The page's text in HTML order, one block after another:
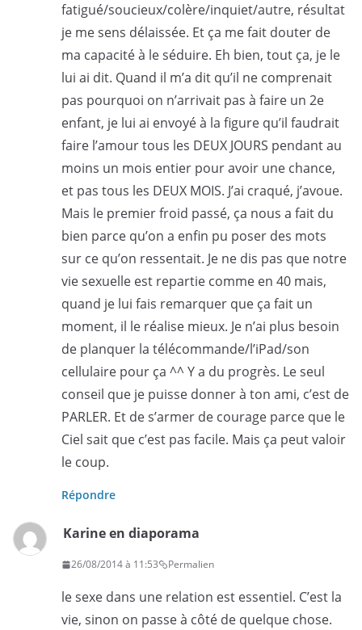
fatigué/soucieux/colère/inquiet/autre, résultat
je me sens délaissée. Et ça me fait douter de
ma capacité à le séduire. Eh bien, tout ça, je le
lui ai dit. Quand il m’a dit qu’il ne comprenait
pas pourquoi on n’arrivait pas à faire un 2e
enfant, je lui ai envoyé à la figure qu’il faudrait
faire l’amour tous les DEUX JOURS pendant au
moins un mois entier pour avoir une chance,
et pas tous les DEUX MOIS. J’ai craqué, j’avoue.
Mais le premier froid passé, ça nous a fait du
bien parce qu’on a enfin pu poser des mots
sur ce qu’on ressentait. Je ne dis pas que notre
vie sexuelle est repartie comme en 40 mais,
quand je lui fais remarquer que ça fait un
moment, il le réalise mieux. Je n’ai plus besoin
de planquer la télécommande/l’iPad/son
cellulaire pour ça ^^ Y a du progrès. Le seul
conseil que je puisse donner à ton ami, c’est de
PARLER. Et de s’armer de courage parce que le
Ciel sait que c’est pas facile. Mais ça peut valoir
le coup.
Répondre
Karine en diaporama
26/08/2014 à 11:53 Permalien
le sexe dans une relation est essentiel. C’est la
vie, sinon on passe à côté de quelque chose.